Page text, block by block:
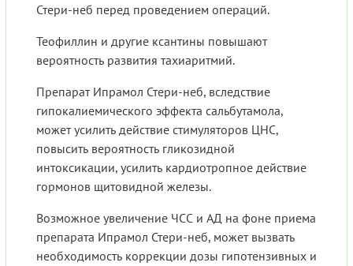
Стери-неб перед проведением операций.
Теофиллин и другие ксантины повышают
вероятность развития тахиаритмий.
Препарат Ипрамол Стери-неб, вследствие
гипокалиемического эффекта сальбутамола,
может усилить действие стимуляторов ЦНС,
повысить вероятность гликозидной
интоксикации, усилить кардиотропное действие
гормонов щитовидной железы.
Возможное увеличение ЧСС и АД на фоне приема
препарата Ипрамол Стери-неб, может вызвать
необходимость коррекции дозы гипотензивных и